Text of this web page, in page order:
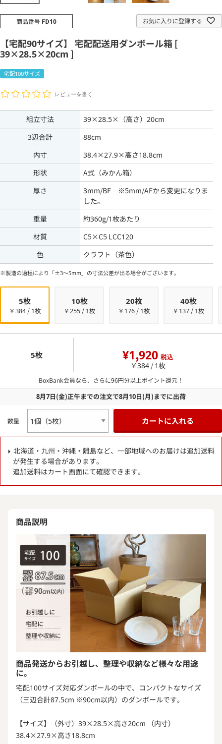
商品番号 FD10 お気に入りに登録する
【宅配90サイズ】 宅配配送用ダンボール箱 [
39×28.5×20cm ]
宅配100サイズ
レビューを書く
組立寸法
39×28.5×（高さ）20cm
3辺合計
88cm
内寸
38.4×27.9×高さ18.8cm
形状
A式（みかん箱）
厚さ
3mm/BF ※5mm/AFから変更になりま
した。
重量
約360g/1枚あたり
材質
C5×C5 LCC120
色
クラフト（茶色）
※製造の過程により「±3～5mm」の寸法公差が出る場合がございます。
5枚
￥384 / 1枚
10枚
￥255 / 1枚
20枚
￥176 / 1枚
40枚
￥137 / 1枚
5枚 ¥1,920 税込
￥384 / 1枚
BoxBank会員なら、さらに96円分以上ポイント還元！
8月7日(金)正午までの注文で8月10日(月)までに出荷
数量 カートに入れる
北海道・九州・沖縄・離島など、一部地域へのお届けは追加送料
が発生する場合があります。
追加送料はカート画面にて確認できます。
商品説明
商品発送からお引越し、整理や収納など様々な用途
に。
宅配100サイズ対応ダンボールの中で、コンパクトなサイズ
（三辺合計87.5cm ※90cm以内）のダンボールです。
【サイズ】（外寸）39×28.5×高さ20cm （内寸）
38.4×27.9×高さ18.8cm